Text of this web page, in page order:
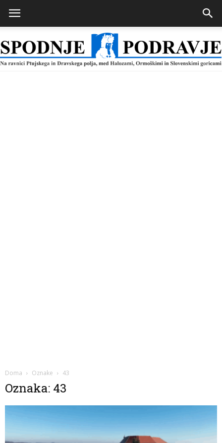
Doma Oznake 43
Oznaka: 43